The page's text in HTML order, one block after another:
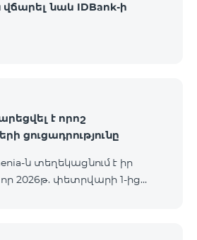
նաև IDBank-ի
է որոշ
ցուցադրությունը
ն տեղեկացնում է իր
2026թ. փետրվարի 1-ից